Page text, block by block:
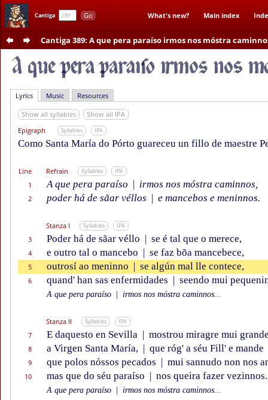
Cantiga Go What's new? Main index
Cantiga 389: A que pera paraíso irmos nos móstra
Lyrics Music Resources
Show all syllables
Show all IPA
Epigraph
Syllables IPA
Como Santa María do Pórto guareceu un fillo de maestre
Line Refrain Syllables IPA
1 A que pera paraíso | irmos nos móstra caminnos,
2 poder há de sãar véllos | e mancebos e meninnos.
Stanza I Syllables IPA
3 Poder há de sãar véllo | se é tal que o merece,
4 e outro tal o mancebo | se faz bõa mancebece,
5 outrosí ao meninno | se algún mal lle contece,
6 quand' han sas enfermidades | seendo mui
A que pera paraíso irmos nos móstra caminnos...
Stanza II Syllables IPA
7 E daquesto en Sevilla | mostrou miragre mui
8 a Virgen Santa María, | que róg' a séu Fill' e mande
9 que polos nóssos pecados | mui sannudo non nos
10 mas que do séu paraíso | nos queira fazer vezinnos.
A que pera paraíso irmos nos móstra caminnos...